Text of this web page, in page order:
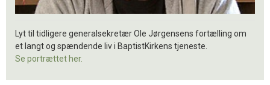
Lyt til tidligere generalsekretær Ole Jørgensens fortælling om
et langt og spændende liv i BaptistKirkens tjeneste.
Se portrættet her.